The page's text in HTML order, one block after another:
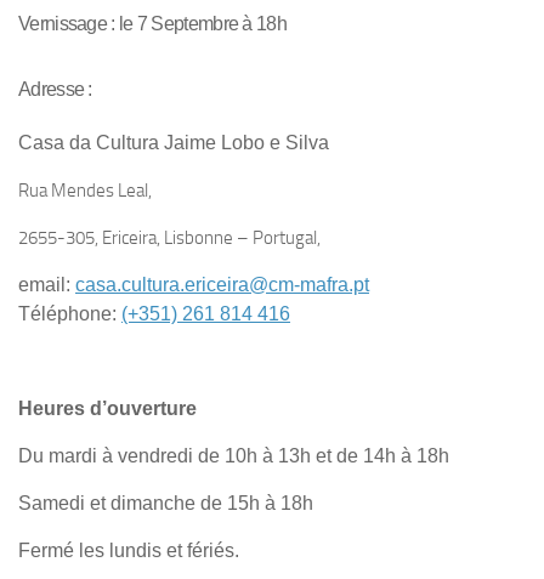
Vernissage : le 7 Septembre à 18h
Adresse :
Casa da Cultura Jaime Lobo e Silva
Rua Mendes Leal,
2655-305, Ericeira, Lisbonne – Portugal,
email: casa.cultura.ericeira@cm-mafra.pt
Téléphone: (+351) 261 814 416
Heures d’ouverture
Du mardi à vendredi de 10h à 13h et de 14h à 18h
Samedi et dimanche de 15h à 18h
Fermé les lundis et fériés.